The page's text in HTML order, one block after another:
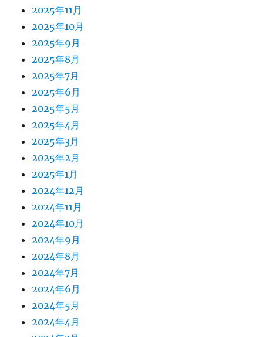
2025年11月
2025年10月
2025年9月
2025年8月
2025年7月
2025年6月
2025年5月
2025年4月
2025年3月
2025年2月
2025年1月
2024年12月
2024年11月
2024年10月
2024年9月
2024年8月
2024年7月
2024年6月
2024年5月
2024年4月